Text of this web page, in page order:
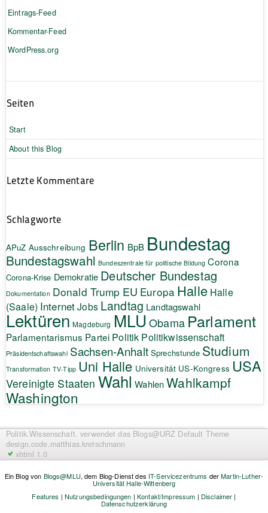
Eintrags-Feed
Kommentar-Feed
WordPress.org
Seiten
Start
About this Blog
Letzte Kommentare
Schlagworte
APuZ Ausschreibung Berlin BpB Bundestag
Bundestagswahl Bundeszentrale für politische Bildung Corona
Corona-Krise Demokratie Deutscher Bundestag
Dokumentation Donald Trump EU Europa Halle Halle
(Saale) InternetJobs Landtag Landtagswahl
Lektüren Magdeburg MLU Obama Parlament
Parlamentarismus Partei Politik Politikwissenschaft
Präsidentschaftswahl Sachsen-Anhalt Sprechstunde Studium
Transformation TV-Tipp Uni Halle Universität US-Kongress USA
Vereinigte Staaten Wahl Wahlen Wahlkampf
Washington
Politik.Wissenschaft. verwendet das Blogs@URZ Default Theme
design.code.matthias.kretschmann
xhtml 1.0
Ein Blog von Blogs@MLU, dem Blog-Dienst des IT-Servicezentrums derMartin-Luther-
Universität Halle-Wittenberg
Features | Nutzungsbedingungen |Kontakt/Impressum | Disclaimer |
Datenschutzerklärung